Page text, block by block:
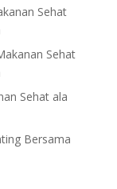
Sehat
Sehat
Sehat ala
Bersama